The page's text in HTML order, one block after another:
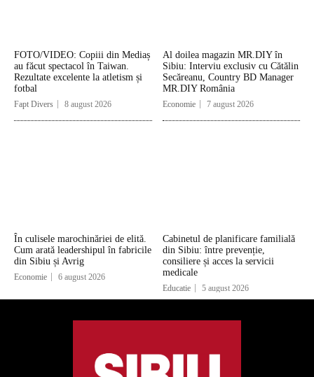
FOTO/VIDEO: Copiii din Mediaș
au făcut spectacol în Taiwan.
Rezultate excelente la atletism și
fotbal
Fapt Divers 8 august 2026
Al doilea magazin MR.DIY în
Sibiu: Interviu exclusiv cu Cătălin
Secăreanu, Country BD Manager
MR.DIY România
Economie 7 august 2026
În culisele marochinăriei de elită.
Cum arată leadershipul în fabricile
din Sibiu și Avrig
Economie 6 august 2026
Cabinetul de planificare familială
din Sibiu: între prevenție,
consiliere și acces la servicii
medicale
Educatie 5 august 2026